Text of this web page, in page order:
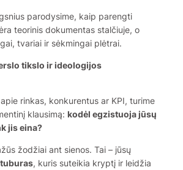
parodysime, kaip parengti
teorinis dokumentas stalčiuje, o
tvariai ir sėkmingai plėtrai.
tikslo ir ideologijos
rinkas, konkurentus ar KPI, turime
klausimą: kodėl egzistuoja jūsų
jis eina?
žodžiai ant sienos. Tai – jūsų
, kuris suteikia kryptį ir leidžia